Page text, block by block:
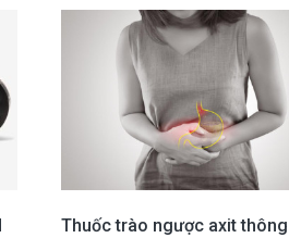
Thuốc trào ngược axit thông